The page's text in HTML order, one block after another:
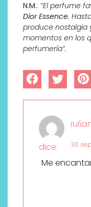
N.M.: “El perfume
Dior Essence.
produce nostalgia
momentos en los
perfumería”.
dice:
30
Me